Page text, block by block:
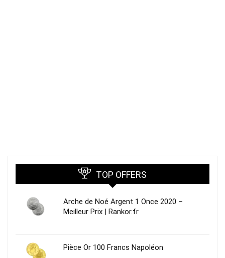
TOP OFFERS
Arche de Noé Argent 1 Once 2020 –
Meilleur Prix | Rankor.fr
Pièce Or 100 Francs Napoléon